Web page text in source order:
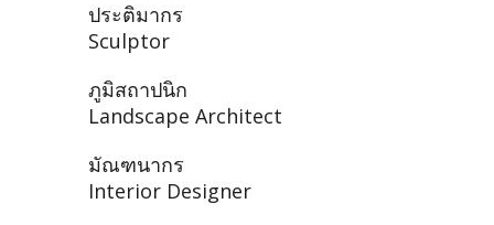
ประติมากร
Sculptor
ภูมิสถาปนิก
Landscape Architect
มัณฑนากร
Interior Designer